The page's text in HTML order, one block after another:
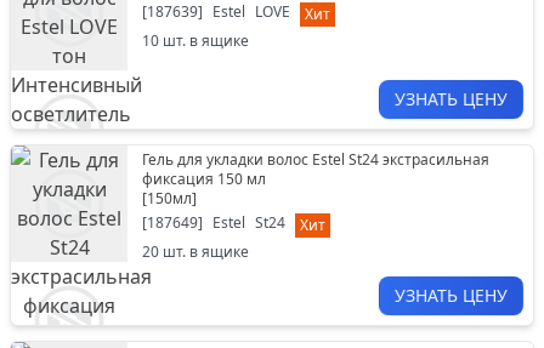
[187639] Estel LOVE
Хит
10 шт. в ящике
УЗНАТЬ ЦЕНУ
Гель для укладки волос Estel St24 экстрасильная
фиксация 150 мл
[150мл]
[187649] Estel St24
Хит
20 шт. в ящике
УЗНАТЬ ЦЕНУ